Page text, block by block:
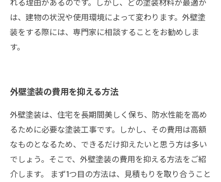
は、建物の状況や使用環境によって変わります。外壁塗
装をする際には、専門家に相談することをお勧めしま
す。
外壁塗装の費用を抑える方法
外壁塗装は、住宅を長期間美しく保ち、防水性能を高め
るために必要な塗装工事です。しかし、その費用は高額
なものとなるため、できるだけ抑えたいと思う方は多い
でしょう。そこで、外壁塗装の費用を抑える方法をご紹
介します。 まず1つ目の方法は、見積もりを取り合うこと